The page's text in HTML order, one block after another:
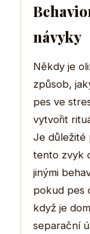
návyky
Někdy je
způsob,
pes ve
vytvořit
Je důležité
tento zvyk
jinými
pokud pes
když je
separační